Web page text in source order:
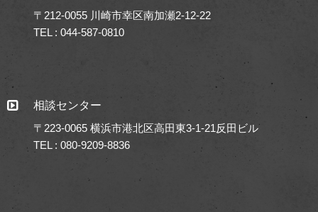
〒212-0055 川崎市幸区南加瀬2-12-22
TEL : 044-587-0810
相談センター
〒223-0065 横浜市港北区高田東3-1-21反田ビル
TEL : 080-9209-8836